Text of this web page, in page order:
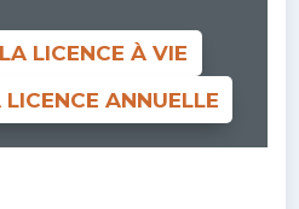
LICENCE À VIE
ANNUELLE